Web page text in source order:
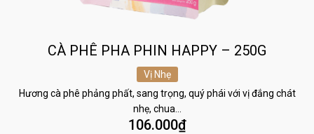
CÀ PHÊ PHA PHIN HAPPY – 250G
Vị Nhẹ
Hương cà phê phảng phất, sang trọng, quý phái với vị đắng chát
nhẹ, chua…
106.000₫